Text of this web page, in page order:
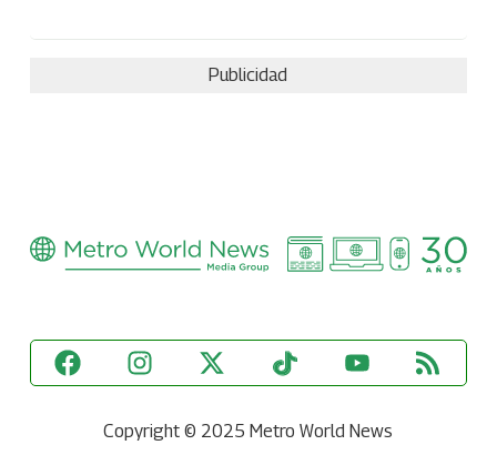
Publicidad
Copyright © 2025 Metro World News